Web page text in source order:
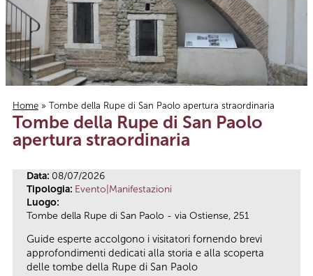
Tu sei qui
Home » Tombe della Rupe di San Paolo apertura straordinaria
Tombe della Rupe di San Paolo
apertura straordinaria
Data: 08/07/2026
Tipologia: Evento|Manifestazioni
Luogo:
Tombe della Rupe di San Paolo - via Ostiense, 251
Guide esperte accolgono i visitatori fornendo brevi
approfondimenti dedicati alla storia e alla scoperta
delle tombe della Rupe di San Paolo